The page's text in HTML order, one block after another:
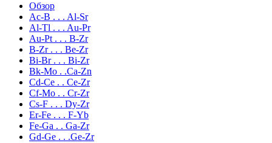
Обзор
Ac-B . . . Al-Sr
Al-Tl . . . Au-Pr
Au-Pt . . . B-Zr
B-Zr . . . Be-Zr
Bi-Br . . . Bi-Zr
Bk-Mo . .Ca-Zn
Cd-Ce . . Ce-Zr
Cf-Mo . . Cr-Zr
Cs-F . . . Dy-Zr
Er-Fe . . . F-Yb
Fe-Ga . . Ga-Zr
Gd-Ge . . .Ge-Zr